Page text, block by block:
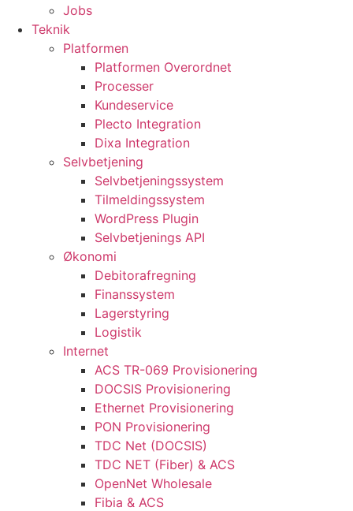
Jobs
Teknik
Platformen
Platformen Overordnet
Processer
Kundeservice
Plecto Integration
Dixa Integration
Selvbetjening
Selvbetjeningssystem
Tilmeldingssystem
WordPress Plugin
Selvbetjenings API
Økonomi
Debitorafregning
Finanssystem
Lagerstyring
Logistik
Internet
ACS TR-069 Provisionering
DOCSIS Provisionering
Ethernet Provisionering
PON Provisionering
TDC Net (DOCSIS)
TDC NET (Fiber) & ACS
OpenNet Wholesale
Fibia & ACS